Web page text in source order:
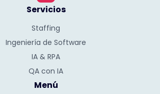
Servicios
Staffing
Ingeniería de Software
IA & RPA
QA con IA
Menú